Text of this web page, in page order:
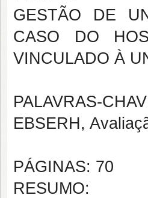
GESTÃO DE
CASO DO
VINCULADO À
PALAVRAS-
EBSERH,
PÁGINAS: 70
RESUMO: